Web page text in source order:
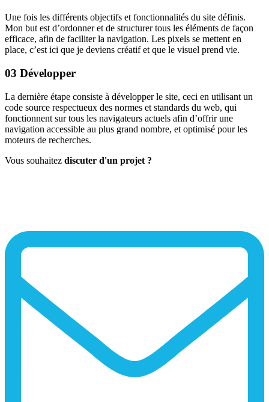
Une fois les différents objectifs et fonctionnalités du site définis.
Mon but est d’ordonner et de structurer tous les éléments de façon
efficace, afin de faciliter la navigation. Les pixels se mettent en
place, c’est ici que je deviens créatif et que le visuel prend vie.
03 Développer
La dernière étape consiste à développer le site, ceci en utilisant un
code source respectueux des normes et standards du web, qui
fonctionnent sur tous les navigateurs actuels afin d’offrir une
navigation accessible au plus grand nombre, et optimisé pour les
moteurs de recherches.
Vous souhaitez discuter d'un projet ?